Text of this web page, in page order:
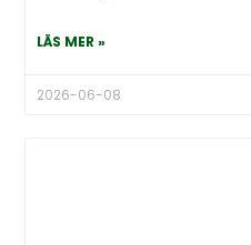
LÄS MER »
2026-06-08